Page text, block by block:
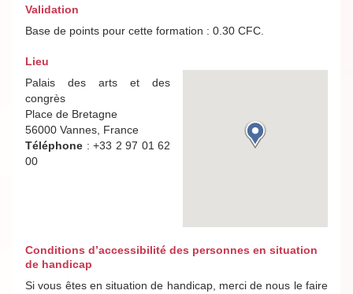
Validation
Base de points pour cette formation : 0.30 CFC.
Lieu
Palais des arts et des
congrès
Place de Bretagne
56000 Vannes, France
Téléphone : +33 2 97 01 62
00
Conditions d’accessibilité des personnes en situation
de handicap
Si vous êtes en situation de handicap, merci de nous le faire